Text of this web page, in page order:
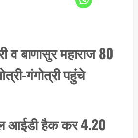
व बाणासुर महाराज 80
गंगोत्री पहुंचे
आईडी हैक कर 4.20